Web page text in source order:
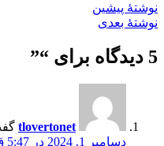
نوشتهٔ پیشین
نوشتهٔ بعدی
5 دیدگاه برای “ ”
tlovertonet
دسامبر 1, 2024 در 5:47 ق.ظ